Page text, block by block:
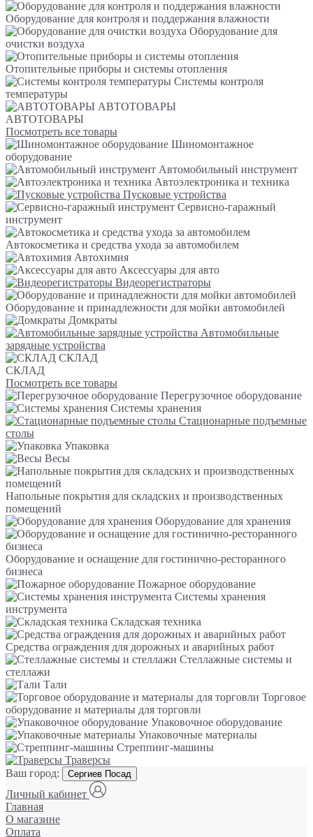
Оборудование для контроля и поддержания влажности
Оборудование для
очистки воздуха
Отопительные приборы и системы отопления
Системы контроля
температуры
АВТОТОВАРЫ
АВТОТОВАРЫ
Посмотреть все товары
Шиномонтажное
оборудование
Автомобильный инструмент
Автоэлектроника и техника
Пусковые устройства
Сервисно-гаражный
инструмент
Автокосметика и средства ухода за автомобилем
Автохимия
Аксессуары для авто
Видеорегистраторы
Оборудование и принадлежности для мойки автомобилей
Домкраты
Автомобильные
зарядные устройства
СКЛАД
СКЛАД
Посмотреть все товары
Перегрузочное оборудование
Системы хранения
Стационарные подъемные
столы
Упаковка
Весы
Напольные покрытия для складских и производственных
помещений
Оборудование для хранения
Оборудование и оснащение для гостинично-ресторанного
бизнеса
Пожарное оборудование
Системы хранения
инструмента
Складская техника
Средства ограждения для дорожных и аварийных работ
Стеллажные системы и
стеллажи
Тали
Торговое
оборудование и материалы для торговли
Упаковочное оборудование
Упаковочные материалы
Стреппинг-машины
Траверсы
Ваш город:
Сергиев Посад
Личный кабинет
Главная
О магазине
Оплата